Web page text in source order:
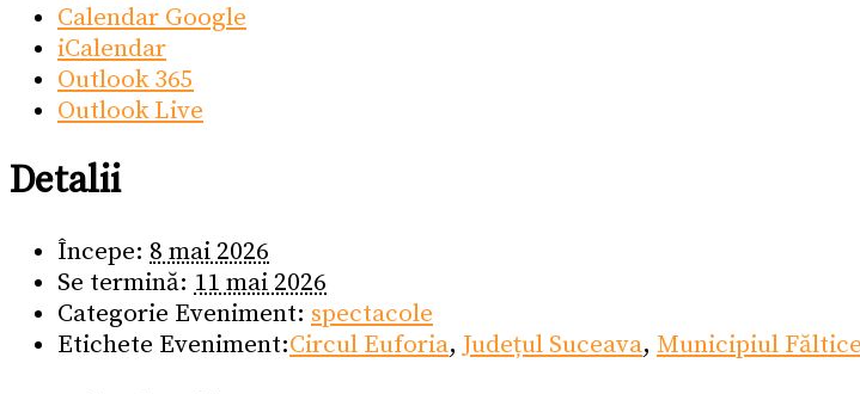
Calendar Google
iCalendar
Outlook 365
Outlook Live
Detalii
Începe: 8 mai 2026
Se termină: 11 mai 2026
Categorie Eveniment: spectacole
Etichete Eveniment:Circul Euforia, Județul Suceava, Municipiul